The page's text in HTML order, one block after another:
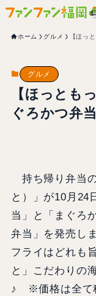
ホーム グルメ 【ほっ
グルメ
【ほっとも
ぐろかつ弁
持ち帰り弁当
と）」が10月24
当」と「まぐろ
弁当」を発売し
フライはどれも
と」こだわりの
♪ ※価格は全て